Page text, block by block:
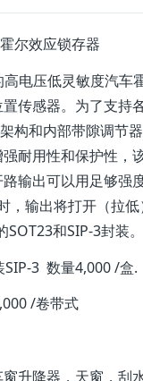
尔效应锁存器
电压低灵敏度汽
传感器。为了支持
构和内部带隙调节
耐用性和保护性
输出可以用足够
，输出将打开（拉
和SIP-3封装。
3 数量4,000 /盒.
/卷带式
升降器，天窗，刮